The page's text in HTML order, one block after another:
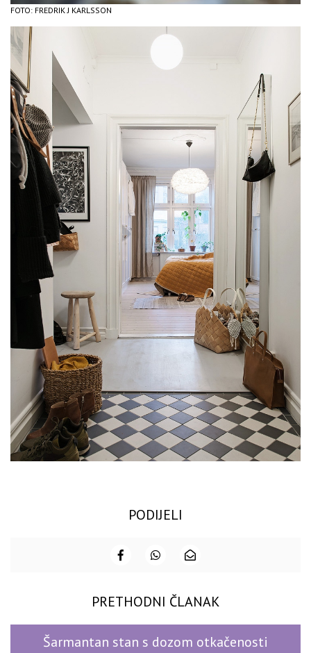
FOTO: FREDRIK J KARLSSON
PODIJELI
PRETHODNI ČLANAK
Šarmantan stan s dozom otkačenosti